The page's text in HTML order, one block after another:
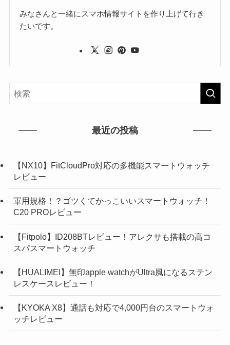
みなさんと一緒にスマホ情報サイトを作り上げて行き
たいです。
最近の投稿
【NX10】FitCloudPro対応の多機能スマートウォッチ
レビュー
軍用規格！？ゴツくてかっこいいスマートウォッチ！
C20 PROレビュー
【Fitpolo】ID208BTレビュー！アレクサも搭載の高コ
スパスマートウォッチ
【HUALIMEI】無印apple watchがUltra風になるステン
レスケースレビュー！
【KYOKA X8】通話も対応で4,000円台のスマートウォ
ッチレビュー